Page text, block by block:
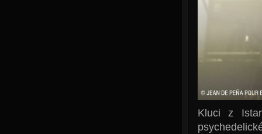
Kluci z